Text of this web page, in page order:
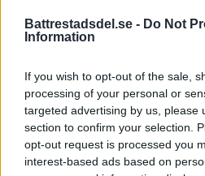
Battrestadsdel.se - Do Not
Information
If you wish to opt-out of the sale,
processing of your personal or
targeted advertising by us, please
section to confirm your selection.
opt-out request is processed you
interest-based ads based on
Bråk på
män till sjukhus
På
personer i Sätra med […]